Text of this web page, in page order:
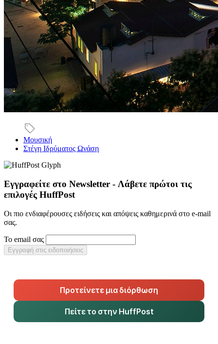
Μουσική
Στέγη Ιδρύματος Ωνάση
Εγγραφείτε στο Newsletter - Λάβετε πρώτοι τις
επιλογές HuffPost
Οι πιο ενδιαφέρουσες ειδήσεις και απόψεις καθημερινά στο e-mail
σας.
Το email σας
Εγγραφή στις ειδοποιήσεις
Προτείνετε μια διόρθωση
Πείτε το στην HuffPost